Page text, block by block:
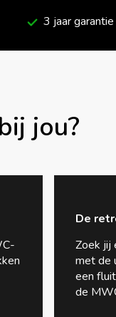
3 jaar garantie
jou?
De
Zoek jij
met de
een
de